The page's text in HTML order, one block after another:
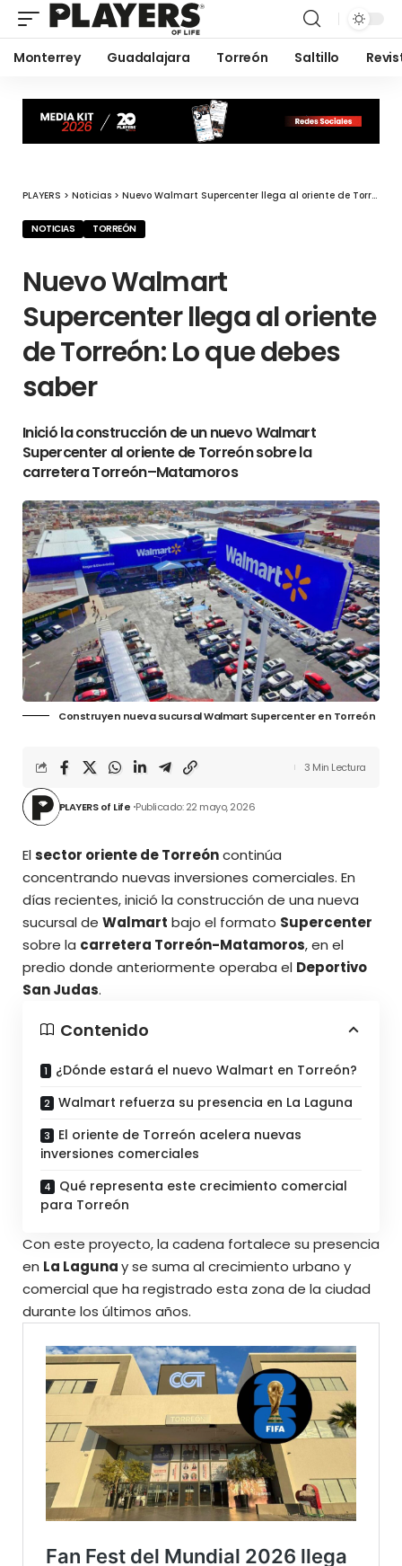
Monterrey Guadalajara Torreón Saltillo
PLAYERS > Noticias > Nuevo Walmart Supercenter llega al oriente de Torreón: Lo que debes saber
NOTICIAS TORREÓN
Nuevo Walmart
Supercenter llega al oriente
de Torreón: Lo que debes
saber
Inició la construcción de un nuevo Walmart
Supercenter al oriente de Torreón sobre la
carretera Torreón–Matamoros
Construyen nueva sucursal Walmart Supercenter en Torreón
PLAYERS of Life Publicado: 22 mayo, 2026
3 Min Lectura
Elsector oriente de Torreóncontinúa
concentrando nuevas inversiones comerciales. En
días recientes, inició la construcción de una nueva
sucursal de Walmart bajo el formato Supercenter
sobre la carretera Torreón-Matamoros, en el
predio donde anteriormente operaba el Deportivo
San Judas.
Contenido
¿Dónde estará el nuevo Walmart en Torreón?
Walmart refuerza su presencia en La Laguna
El oriente de Torreón acelera nuevas
inversiones comerciales
Qué representa este crecimiento comercial
para Torreón
Con este proyecto, la cadena fortalece su presencia
en La Lagunay se suma al crecimiento urbano y
comercial que ha registrado esta zona de la ciudad
durante los últimos años.